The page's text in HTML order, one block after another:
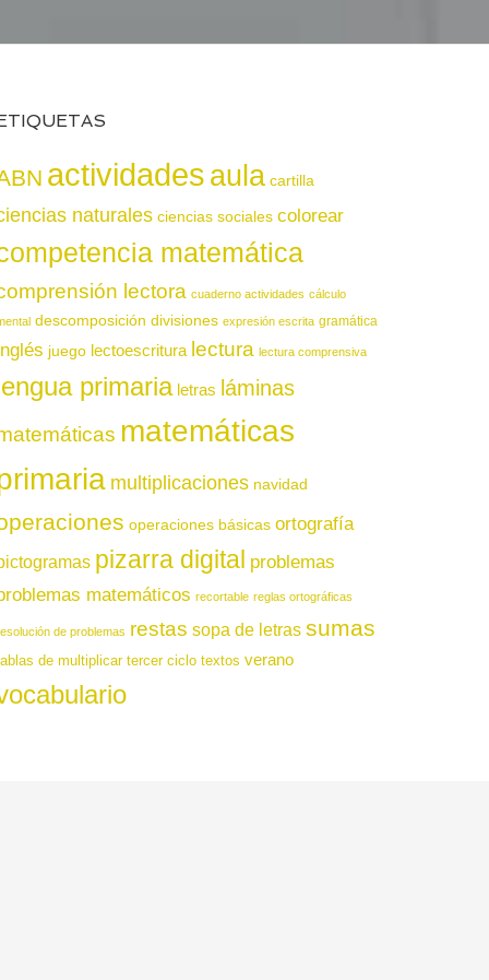
actividadesaula cartilla
naturales ciencias sociales colorear
matemática
lectora cuaderno actividades cálculo
descomposición divisiones expresión escrita gramática
juego lectoescritura lectura lectura comprensiva
primaria letras láminas
matemáticas
multiplicaciones navidad
operaciones básicas ortografía
pizarra digital problemas
matemáticos recortable reglas ortográficas
de problemas restas sopa de letras sumas
de multiplicar tercer ciclo textos verano